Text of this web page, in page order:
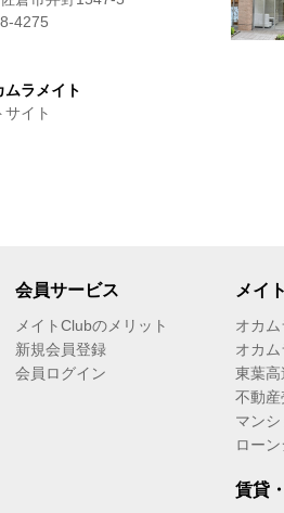
4275
ムラメイト
サイト
会員サービス
メイトClubのメリット
新規会員登録
会員ログイン
メイ
オカム
オカム
東葉高
不動産
マン
ロー
賃貸